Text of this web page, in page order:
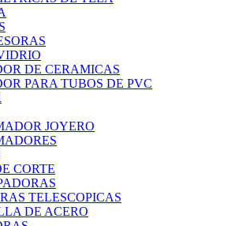
DE CERAMICAS
PARA TUBOS DE PVC
JOYERO
CORTE
TELESCOPICAS
DE ACERO